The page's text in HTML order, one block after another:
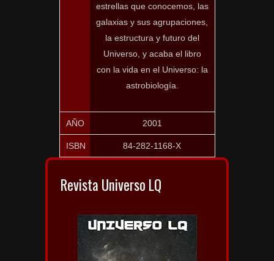
estrellas que conocemos, las
galaxias y sus agrupaciones,
la estructura y futuro del
Universo, y acaba el libro
con la vida en el Universo: la
astrobiología.
AÑO 2001
ISBN 84-282-1168-X
Revista Universo LQ